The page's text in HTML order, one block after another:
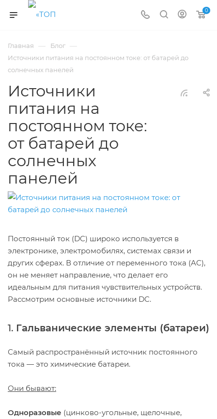
0
Главная — Блог —
Источники питания на постоянном токе: от батарей до
солнечных панелей
Источники
питания на
постоянном токе:
от батарей до
солнечных
панелей
Постоянный ток (DC) широко используется в
электронике, электромобилях, системах связи и
других сферах. В отличие от переменного тока (AC),
он не меняет направление, что делает его
идеальным для питания чувствительных устройств.
Рассмотрим основные источники DC.
1. Гальванические элементы (батареи)
Самый распространённый источник постоянного
тока — это химические батареи.
Они бывают:
Одноразовые (цинково-угольные, щелочные,